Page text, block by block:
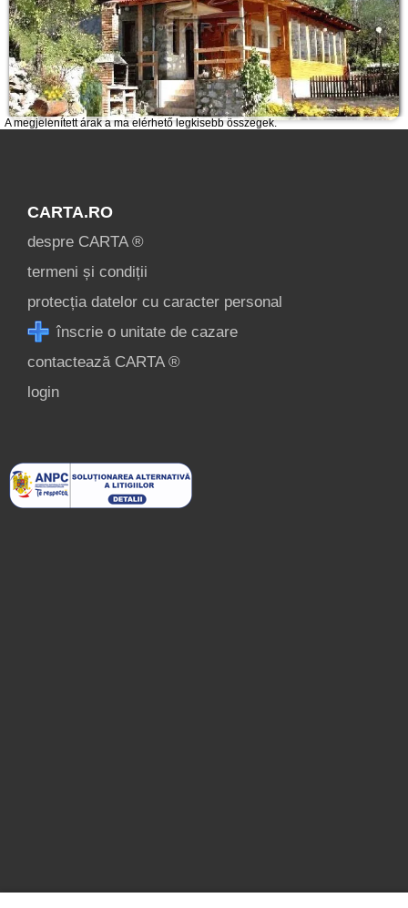
A megjelenített árak a ma elérhető legkisebb összegek.
CARTA.RO
despre CARTA ®
termeni și condiții
protecția datelor cu caracter personal
înscrie o unitate de cazare
contactează CARTA ®
login